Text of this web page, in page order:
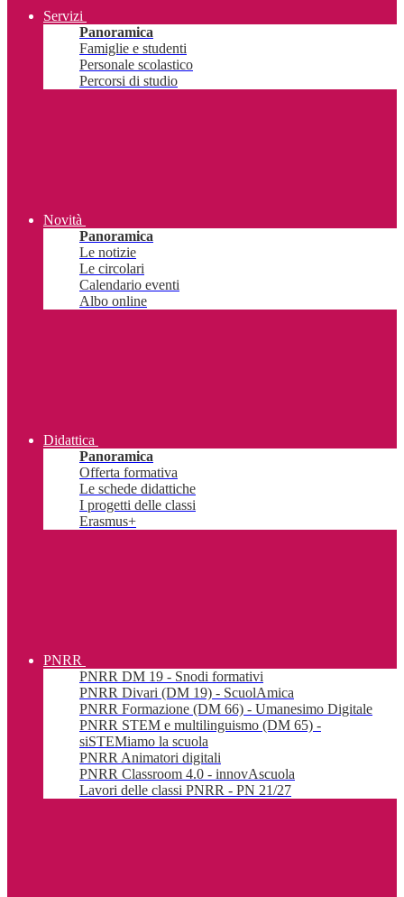
Servizi
Panoramica
Famiglie e studenti
Personale scolastico
Percorsi di studio
Novità
Panoramica
Le notizie
Le circolari
Calendario eventi
Albo online
Didattica
Panoramica
Offerta formativa
Le schede didattiche
I progetti delle classi
Erasmus+
PNRR
PNRR DM 19 - Snodi formativi
PNRR Divari (DM 19) - ScuolAmica
PNRR Formazione (DM 66) - Umanesimo Digitale
PNRR STEM e multilinguismo (DM 65) -
siSTEMiamo la scuola
PNRR Animatori digitali
PNRR Classroom 4.0 - innovAscuola
Lavori delle classi PNRR - PN 21/27